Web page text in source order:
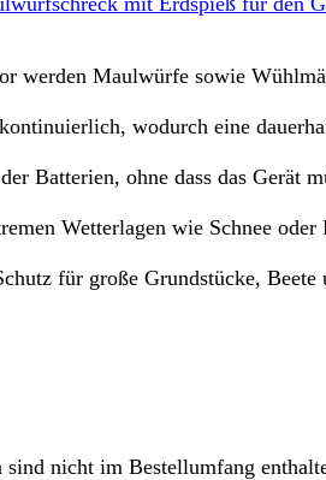
werden Maulwürfe sowie
wodurch eine
Batterien, ohne dass das Gerät
Wetterlagen wie Schnee oder
für große Grundstücke, Beete
nicht im Bestellumfang